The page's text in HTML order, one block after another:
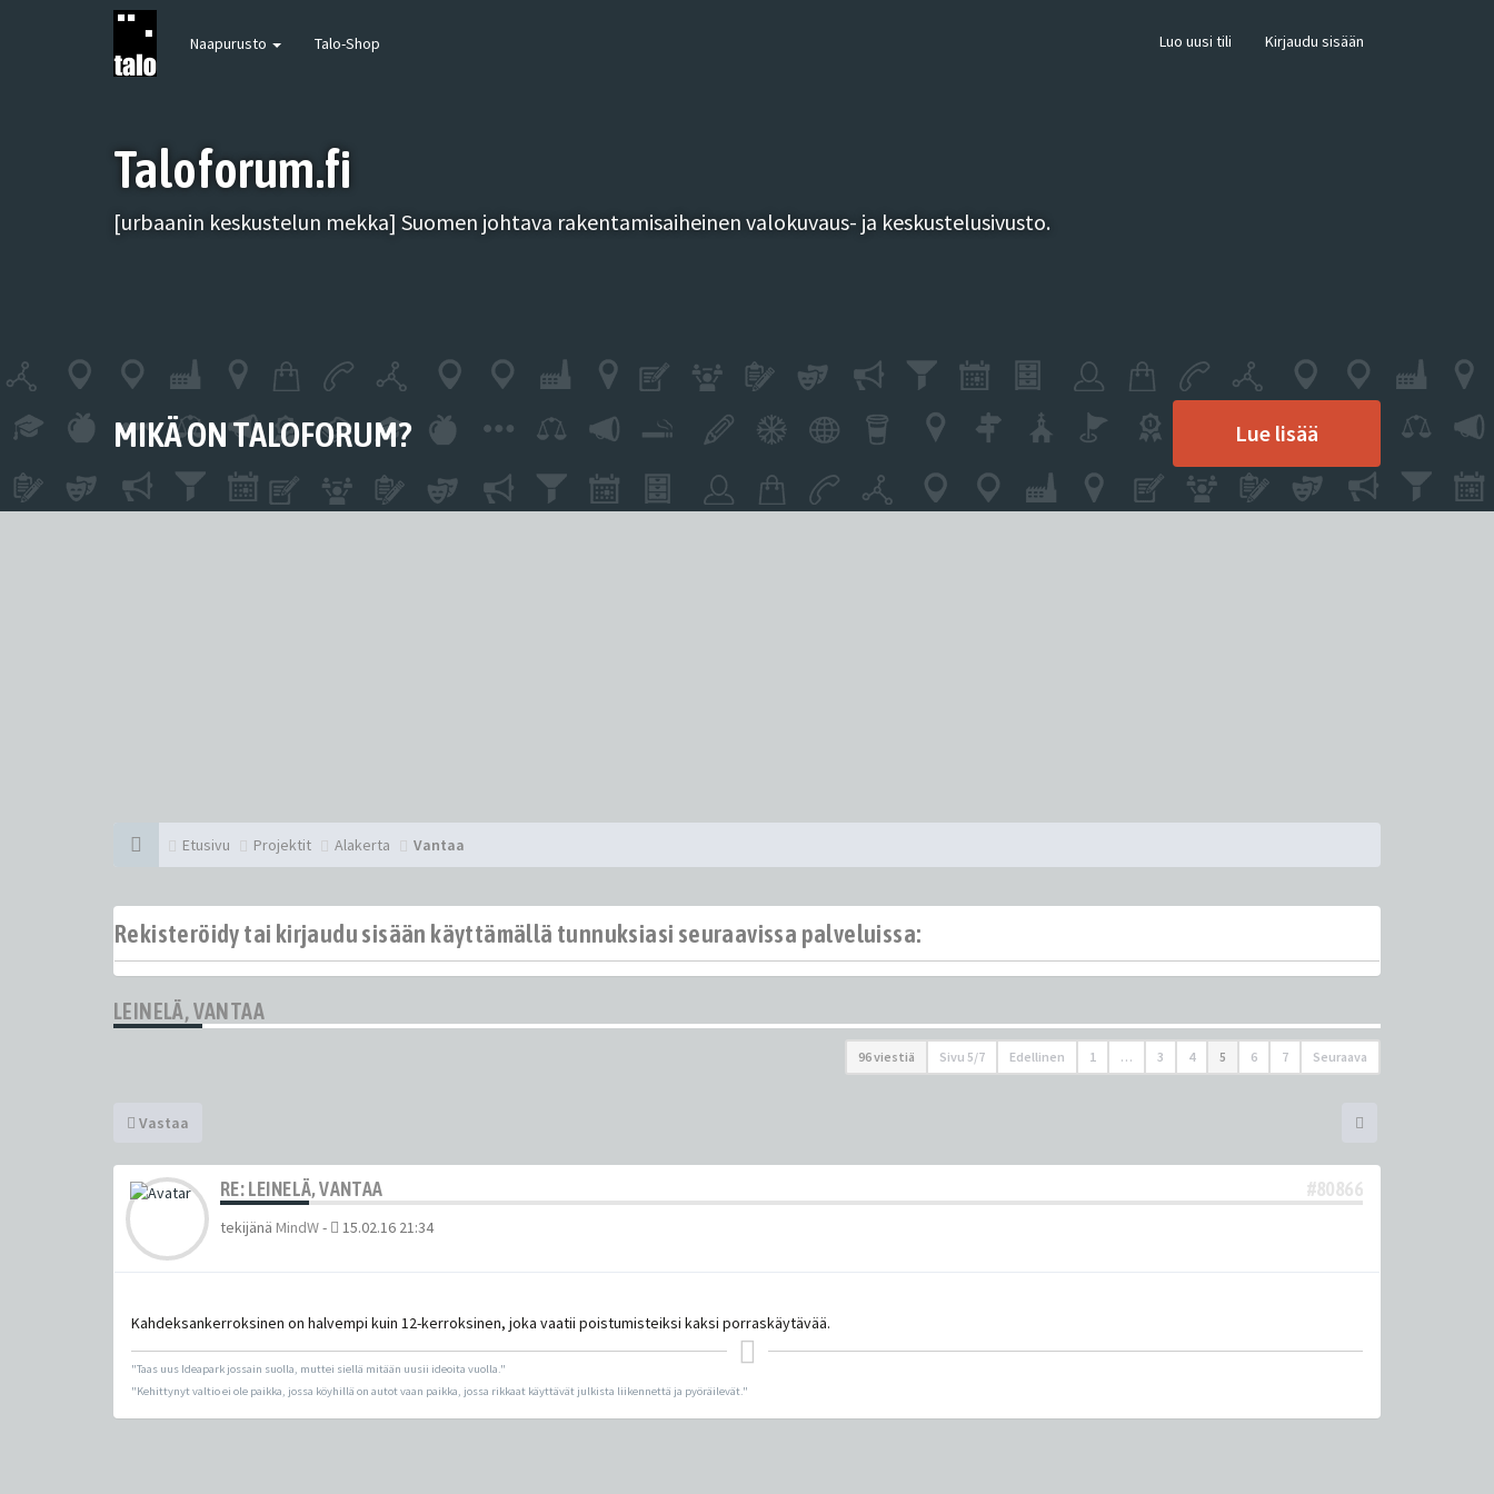
Naapurusto Talo-Shop Luo uusi tili Kirjaudu sisään
Taloforum.fi
[urbaanin keskustelun mekka] Suomen johtava rakentamisaiheinen valokuvaus- ja keskustelusivusto.
MIKÄ ON TALOFORUM? Lue lisää
Etusivu Projektit Alakerta Vantaa
Rekisteröidy tai kirjaudu sisään käyttämällä tunnuksiasi seuraavissa palveluissa:
LEINELÄ, VANTAA
96 viestiä Sivu 5/7 Edellinen 1 … 3 4 5 6 7 Seuraava
Vastaa
RE: LEINELÄ, VANTAA #80866
tekijänä MindW- 15.02.16 21:34
Kahdeksankerroksinen on halvempi kuin 12-kerroksinen, joka vaatii poistumisteiksi kaksi porraskäytävää.
"Taas uus Ideapark jossain suolla, muttei siellä mitään uusii ideoita vuolla."
"Kehittynyt valtio ei ole paikka, jossa köyhillä on autot vaan paikka, jossa rikkaat käyttävät julkista liikennettä ja pyöräilevät."